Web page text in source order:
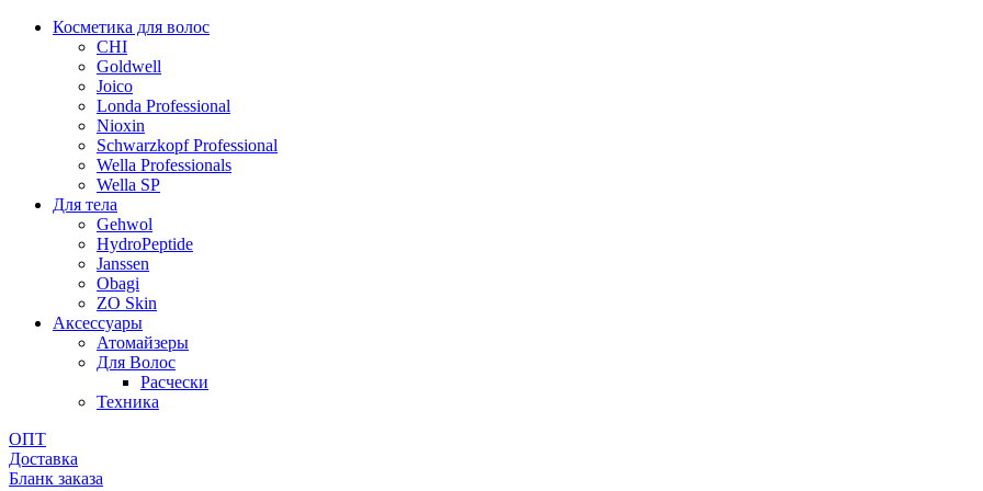
Косметика для волос
CHI
Goldwell
Joico
Londa Professional
Nioxin
Schwarzkopf Professional
Wella Professionals
Wella SP
Для тела
Gehwol
HydroPeptide
Janssen
Obagi
ZO Skin
Aксессуары
Атомайзеры
Для Волос
Расчески
Техника
ОПТ
Доставка
Бланк заказа